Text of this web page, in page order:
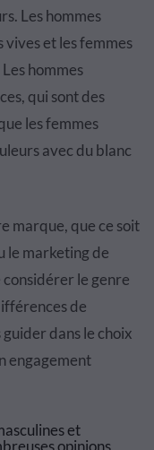
Les hommes
et les femmes
hommes
qui sont des
les femmes
avec du blanc
marque, que ce soit
le marketing de
considérer le genre
de
dans le choix
engagement
et
opinions